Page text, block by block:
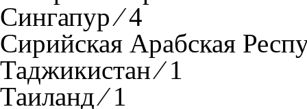
Сингапур ⁄ 4
Сирийская Арабская
Таджикистан ⁄ 1
Таиланд ⁄ 1